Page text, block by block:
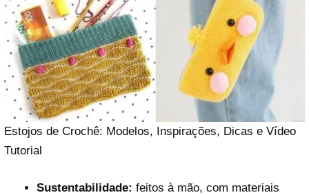
Estojos de Crochê: Modelos, Inspirações, Dicas e Vídeo
Tutorial
Sustentabilidade: feitos à mão, com materiais